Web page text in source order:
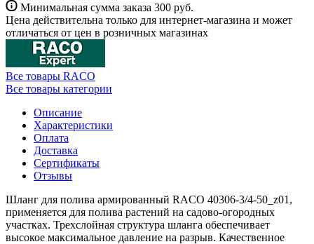
Минимальная сумма заказа 300 руб.
Цена действительна только для интернет-магазина и может
отличаться от цен в розничных магазинах
Все товары RACO
Все товары категории
Описание
Характеристики
Оплата
Доставка
Сертификаты
Отзывы
Шланг для полива армированный RACO 40306-3/4-50_z01,
применяется для полива растений на садово-огородных
участках. Трехслойная структура шланга обеспечивает
высокое максимальное давление на разрыв. Качественное